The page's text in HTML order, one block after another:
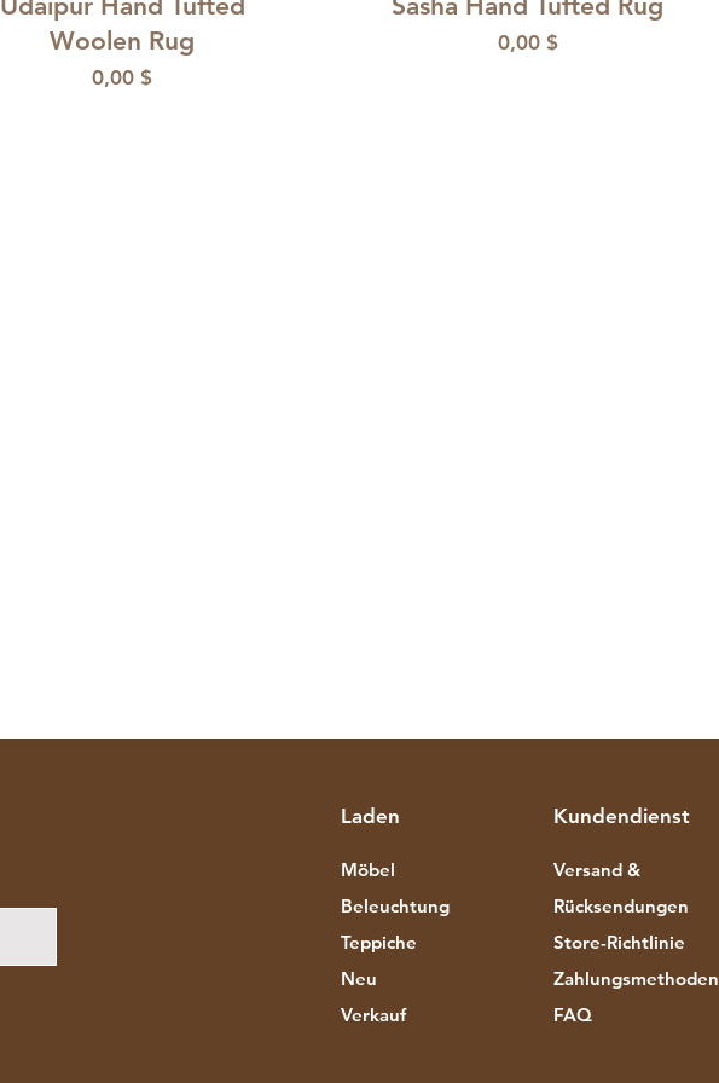
Woolen Rug
Preis
0,00 $
Preis
0,00 $
Laden
Möbel
Beleuchtung
Teppiche
Neu
Verkauf
Kundendienst
Versand &
Rücksendungen
Store-Richtlinie
Zahlungsmethoden
FAQ